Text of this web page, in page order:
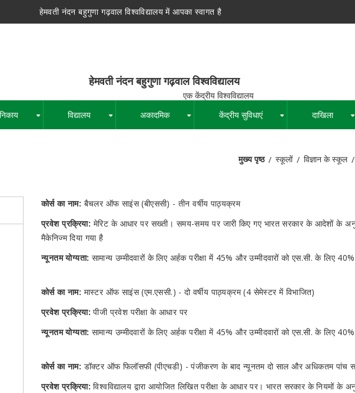
हेमवती नंदन बहुगुणा गढ़वाल विश्वविद्यालय में आपका स्वागत है
बहुगुणा गढ़वाल विश्वविद्यालय
विश्वविद्यालय
विद्यालय अकादमिक केंद्रीय सुविधाएं दाखिला
मुख्य पृष्ठ स्कूलों विज्ञान के स्कूल
कोर्स का नाम: बैचलर ऑफ साइंस (बीएससी) - तीन वर्षीय पाठ्यक्रम
प्रवेश प्रक्रिया: मेरिट के आधार पर सख्ती। समय-समय पर जारी किए गए भारत सरकार के आदेशों के
मैकेनिज्म दिया गया है
न्यूनतम योग्यता: सामान्य उम्मीदवारों के लिए अर्हक परीक्षा में 45% और उम्मीदवारों को एस.सी. के लिए
कोर्स का नाम: मास्टर ऑफ साइंस (एम.एससी.) - दो वर्षीय पाठ्यक्रम (4 सेमेस्टर में विभाजित)
प्रवेश प्रक्रिया: पीजी प्रवेश परीक्षा के आधार पर
न्यूनतम योग्यता: सामान्य उम्मीदवारों के लिए अर्हक परीक्षा में 45% और उम्मीदवारों को एस.सी. के लिए
कोर्स का नाम: डॉक्टर ऑफ फिलॉसफी (पीएचडी) - पंजीकरण के बाद न्यूनतम दो साल और अधिकतम पांच
प्रवेश प्रक्रिया: विश्वविद्यालय द्वारा आयोजित लिखित परीक्षा के आधार पर। भारत सरकार के नियमों के